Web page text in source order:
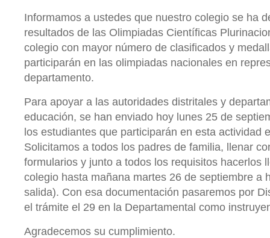
Informamos a ustedes que nuestro colegio se ha
resultados de las Olimpiadas Científicas
colegio con mayor número de clasificados y
participarán en las olimpiadas nacionales en
departamento.
Para apoyar a las autoridades distritales y
educación, se han enviado hoy lunes 25 de
los estudiantes que participarán en esta actividad
Solicitamos a todos los padres de familia, llenar
formularios y junto a todos los requisitos hacerlos
colegio hasta mañana martes 26 de septiembre a
salida). Con esa documentación pasaremos por
el trámite el 29 en la Departamental como
Agradecemos su cumplimiento.